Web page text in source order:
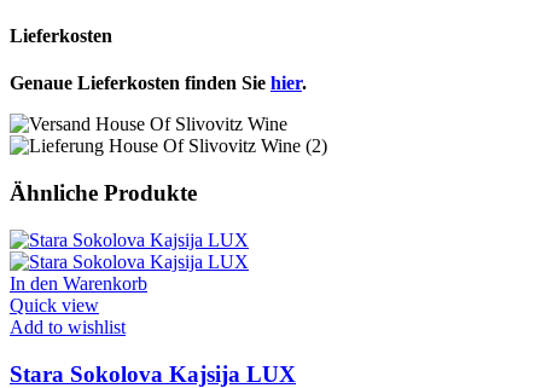
Lieferkosten
Genaue Lieferkosten finden Sie hier.
Ähnliche Produkte
In den Warenkorb
Quick view
Add to wishlist
Stara Sokolova Kajsija LUX